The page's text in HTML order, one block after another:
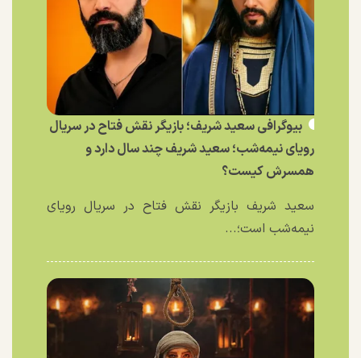
بیوگرافی سعید شریف؛ بازیگر نقش فتاح در سریال
رویای نیمه‌شب؛ سعید شریف چند سال دارد و
همسرش کیست؟
سعید شریف بازیگر نقش فتاح در سریال رویای
نیمه‌شب است؛...